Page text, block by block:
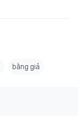
bằng giả